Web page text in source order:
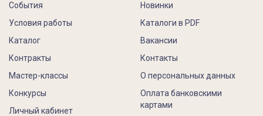
События
Условия работы
Каталог
Контракты
Новинки
Каталоги в PDF
Вакансии
Контакты
Мастер-классы
Конкурсы
Личный кабинет
О персональных данных
Оплата банковскими
картами